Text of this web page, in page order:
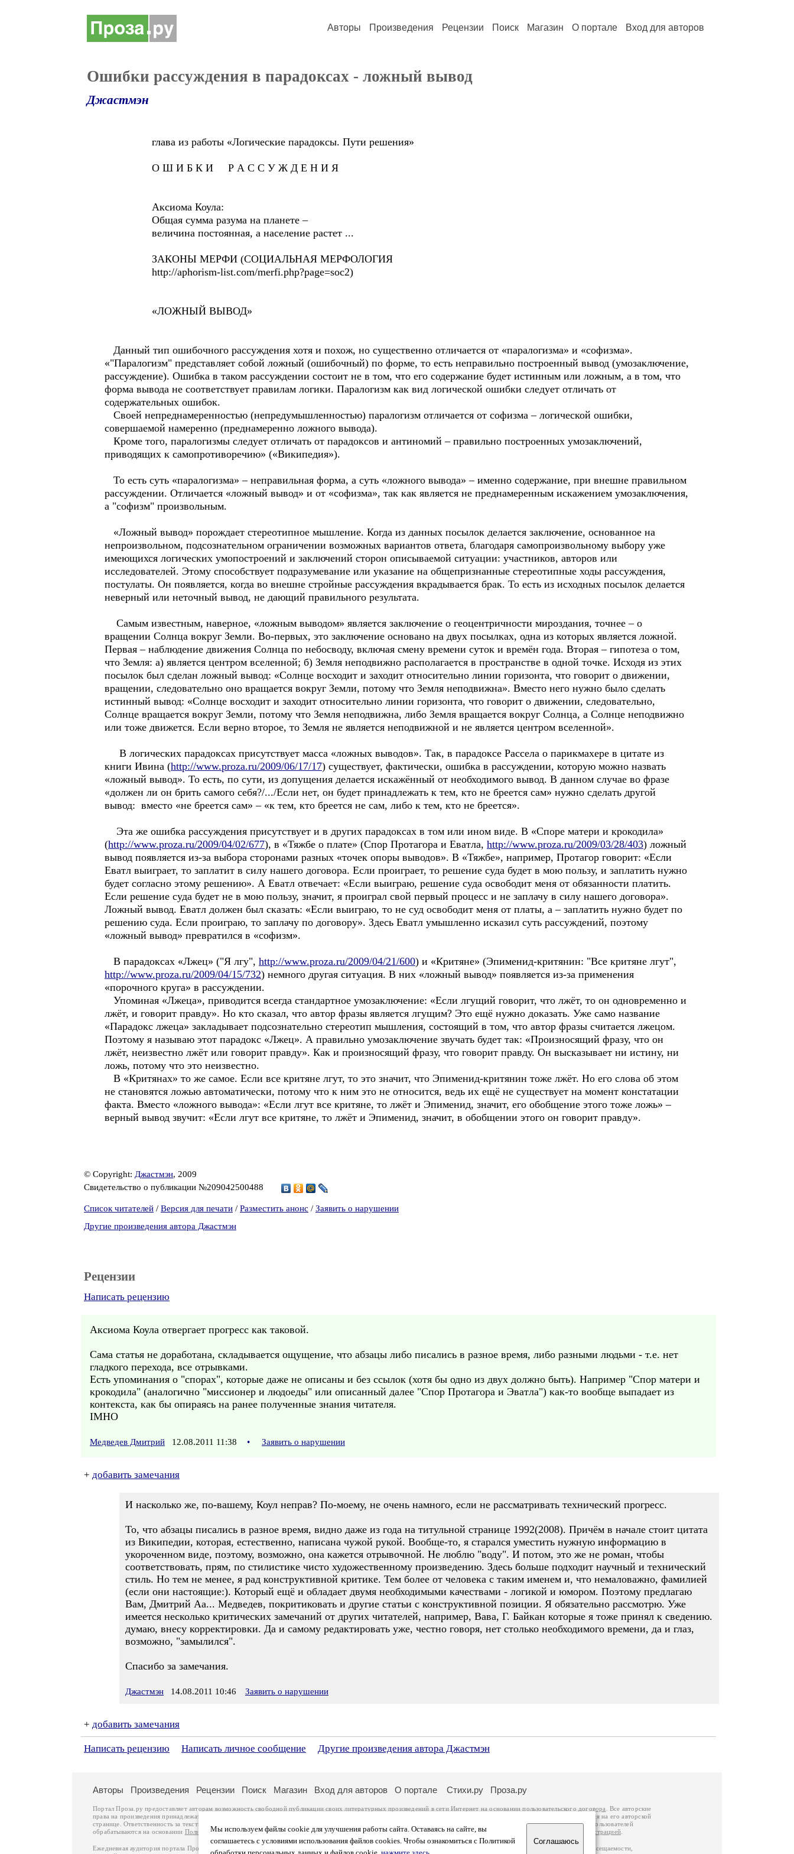
Авторы Произведения Рецензии Поиск Магазин О портале Вход для авторов
Ошибки рассуждения в парадоксах - ложный вывод
Джастмэн
глава из работы «Логические парадоксы. Пути решения»
О Ш И Б К И Р А С С У Ж Д Е Н И Я
Аксиома Коула:
Общая сумма разума на планете –
величина постоянная, а население растет ...
ЗАКОНЫ МЕРФИ (СОЦИАЛЬНАЯ МЕРФОЛОГИЯ
http://aphorism-list.com/merfi.php?page=soc2)
«ЛОЖНЫЙ ВЫВОД»
Данный тип ошибочного рассуждения хотя и похож, но существенно отличается от «паралогизма» и «софизма».
«"Паралогизм" представляет собой ложный (ошибочный) по форме, то есть неправильно построенный вывод (умозаключение,
рассуждение). Ошибка в таком рассуждении состоит не в том, что его содержание будет истинным или ложным, а в том, что
форма вывода не соответствует правилам логики. Паралогизм как вид логической ошибки следует отличать от
содержательных ошибок.
Своей непреднамеренностью (непредумышленностью) паралогизм отличается от софизма – логической ошибки,
совершаемой намеренно (преднамеренно ложного вывода).
Кроме того, паралогизмы следует отличать от парадоксов и антиномий – правильно построенных умозаключений,
приводящих к самопротиворечию» («Википедия»).
То есть суть «паралогизма» – неправильная форма, а суть «ложного вывода» – именно содержание, при внешне правильном
рассуждении. Отличается «ложный вывод» и от «софизма», так как является не преднамеренным искажением умозаключения,
а "софизм" произвольным.
«Ложный вывод» порождает стереотипное мышление. Когда из данных посылок делается заключение, основанное на
непроизвольном, подсознательном ограничении возможных вариантов ответа, благодаря самопроизвольному выбору уже
имеющихся логических умопостроений и заключений сторон описываемой ситуации: участников, авторов или
исследователей. Этому способствует подразумевание или указание на общепризнанные стереотипные ходы рассуждения,
постулаты. Он появляется, когда во внешне стройные рассуждения вкрадывается брак. То есть из исходных посылок делается
неверный или неточный вывод, не дающий правильного результата.
Самым известным, наверное, «ложным выводом» является заключение о геоцентричности мироздания, точнее – о
вращении Солнца вокруг Земли. Во-первых, это заключение основано на двух посылках, одна из которых является ложной.
Первая – наблюдение движения Солнца по небосводу, включая смену времени суток и времён года. Вторая – гипотеза о том,
что Земля: а) является центром вселенной; б) Земля неподвижно располагается в пространстве в одной точке. Исходя из этих
посылок был сделан ложный вывод: «Солнце восходит и заходит относительно линии горизонта, что говорит о движении,
вращении, следовательно оно вращается вокруг Земли, потому что Земля неподвижна». Вместо него нужно было сделать
истинный вывод: «Солнце восходит и заходит относительно линии горизонта, что говорит о движении, следовательно,
Солнце вращается вокруг Земли, потому что Земля неподвижна, либо Земля вращается вокруг Солнца, а Солнце неподвижно
или тоже движется. Если верно второе, то Земля не является неподвижной и не является центром вселенной».
В логических парадоксах присутствует масса «ложных выводов». Так, в парадоксе Рассела о парикмахере в цитате из
книги Ивина (http://www.proza.ru/2009/06/17/17) существует, фактически, ошибка в рассуждении, которую можно назвать
«ложный вывод». То есть, по сути, из допущения делается искажённый от необходимого вывод. В данном случае во фразе
«должен ли он брить самого себя?/.../Если нет, он будет принадлежать к тем, кто не бреется сам» нужно сделать другой
вывод: вместо «не бреется сам» – «к тем, кто бреется не сам, либо к тем, кто не бреется».
Эта же ошибка рассуждения присутствует и в других парадоксах в том или ином виде. В «Споре матери и крокодила»
(http://www.proza.ru/2009/04/02/677), в «Тяжбе о плате» (Спор Протагора и Еватла, http://www.proza.ru/2009/03/28/403) ложный
вывод появляется из-за выбора сторонами разных «точек опоры выводов». В «Тяжбе», например, Протагор говорит: «Если
Еватл выиграет, то заплатит в силу нашего договора. Если проиграет, то решение суда будет в мою пользу, и заплатить нужно
будет согласно этому решению». А Еватл отвечает: «Если выиграю, решение суда освободит меня от обязанности платить.
Если решение суда будет не в мою пользу, значит, я проиграл свой первый процесс и не заплачу в силу нашего договора».
Ложный вывод. Еватл должен был сказать: «Если выиграю, то не суд освободит меня от платы, а – заплатить нужно будет по
решению суда. Если проиграю, то заплачу по договору». Здесь Еватл умышленно исказил суть рассуждений, поэтому
«ложный вывод» превратился в «софизм».
В парадоксах «Лжец» ("Я лгу", http://www.proza.ru/2009/04/21/600) и «Критяне» (Эпименид-критянин: "Все критяне лгут",
http://www.proza.ru/2009/04/15/732) немного другая ситуация. В них «ложный вывод» появляется из-за применения
«порочного круга» в рассуждении.
Упоминая «Лжеца», приводится всегда стандартное умозаключение: «Если лгущий говорит, что лжёт, то он одновременно и
лжёт, и говорит правду». Но кто сказал, что автор фразы является лгущим? Это ещё нужно доказать. Уже само название
«Парадокс лжеца» закладывает подсознательно стереотип мышления, состоящий в том, что автор фразы считается лжецом.
Поэтому я называю этот парадокс «Лжец». А правильно умозаключение звучать будет так: «Произносящий фразу, что он
лжёт, неизвестно лжёт или говорит правду». Как и произносящий фразу, что говорит правду. Он высказывает ни истину, ни
ложь, потому что это неизвестно.
В «Критянах» то же самое. Если все критяне лгут, то это значит, что Эпименид-критянин тоже лжёт. Но его слова об этом
не становятся ложью автоматически, потому что к ним это не относится, ведь их ещё не существует на момент констатации
факта. Вместо «ложного вывода»: «Если лгут все критяне, то лжёт и Эпименид, значит, его обобщение этого тоже ложь» –
верный вывод звучит: «Если лгут все критяне, то лжёт и Эпименид, значит, в обобщении этого он говорит правду».
© Copyright: Джастмэн, 2009
Свидетельство о публикации №209042500488
Список читателей / Версия для печати / Разместить анонс / Заявить о нарушении
Другие произведения автора Джастмэн
Рецензии
Написать рецензию
Аксиома Коула отвергает прогресс как таковой.
Сама статья не доработана, складывается ощущение, что абзацы либо писались в разное время, либо разными людьми - т.е. нет
гладкого перехода, все отрывками.
Есть упоминания о "спорах", которые даже не описаны и без ссылок (хотя бы одно из двух должно быть). Например "Спор матери и
крокодила" (аналогично "миссионер и людоеды" или описанный далее "Спор Протагора и Эватла") как-то вообще выпадает из
контекста, как бы опираясь на ранее полученные знания читателя.
IMHO
Медведев Дмитрий 12.08.2011 11:38 • Заявить о нарушении
+ добавить замечания
И насколько же, по-вашему, Коул неправ? По-моему, не очень намного, если не рассматривать технический прогресс.
То, что абзацы писались в разное время, видно даже из года на титульной странице 1992(2008). Причём в начале стоит цитата
из Википедии, которая, естественно, написана чужой рукой. Вообще-то, я старался уместить нужную информацию в
укороченном виде, поэтому, возможно, она кажется отрывочной. Не люблю "воду". И потом, это же не роман, чтобы
соответствовать, прям, по стилистике чисто художественному произведению. Здесь больше подходит научный и технический
стиль. Но тем не менее, я рад конструктивной критике. Тем более от человека с таким именем и, что немаловажно, фамилией
(если они настоящие:). Который ещё и обладает двумя необходимыми качествами - логикой и юмором. Поэтому предлагаю
Вам, Дмитрий Аа... Медведев, покритиковать и другие статьи с конструктивной позиции. Я обязательно рассмотрю. Уже
имеется несколько критических замечаний от других читателей, например, Вава, Г. Байкан которые я тоже принял к сведению.
думаю, внесу корректировки. Да и самому редактировать уже, честно говоря, нет столько необходимого времени, да и глаз,
возможно, "замылился".
Спасибо за замечания.
Джастмэн 14.08.2011 10:46 Заявить о нарушении
+ добавить замечания
Написать рецензию Написать личное сообщение Другие произведения автора Джастмэн
Мы используем файлы cookie для улучшения работы сайта. Оставаясь на сайте, вы
соглашаетесь с условиями использования файлов cookies. Чтобы ознакомиться с Политикой
Соглашаюсь
Авторы Произведения Рецензии Поиск Магазин Вход для авторов О портале Стихи.ру Проза.ру
Портал Проза.ру предоставляет авторам возможность свободной публикации своих литературных произведений в сети Интернет на основаниипользовательского договора
. Все авторские
права на произведения принадлежат авторам и охраняются
. Перепечатка произведений возможна только с согласия его автора, к которому вы можете обратиться на его авторской
странице. Ответственность за тексты произведений авторы несут самостоятельно на основании
законодательства Российской Федерации. Данные пользователей
обрабатываются на основании Политики обработки персональных данных. Вы также можете посмотреть более подробнуюинформацию о портале связаться с администрацией
Ежедневная аудитория портала Проза.ру – порядка 100 тысяч посетителей, которые в общей сумме просматривают более полумиллиона страниц по данным счетчика посещаемости,